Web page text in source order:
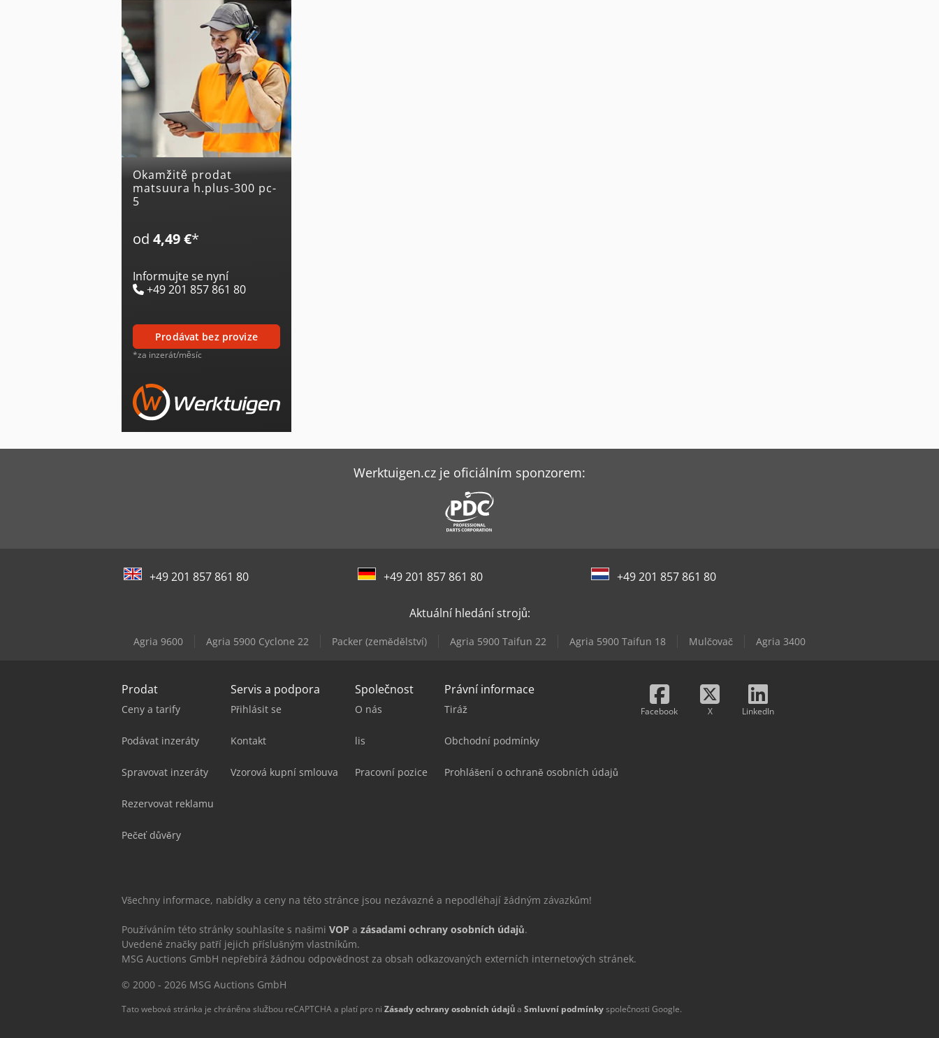
Okamžitě prodat
matsuura h.plus-300 pc-
5
od 4,49 €*
Informujte se nyní
+49 201 857 861 80
prodávat bez provize
*za inzerát/měsíc
Werktuigen.cz je oficiálním sponzorem:
+49 201 857 861 80 +49 201 857 861 80 +49 201 857 861 80
Aktuální hledání strojů:
Agria 9600 Agria 5900 Cyclone 22 Packer (zemědělství) Agria 5900 Taifun 22 Agria 5900 Taifun 18 Mulčovač Agria 3400
Prodat
Ceny a tarify
Podávat inzeráty
Spravovat inzeráty
Rezervovat reklamu
Pečeť důvěry
Servis a podpora
Přihlásit se
Kontakt
Vzorová kupní smlouva
Společnost
O nás
lis
Pracovní pozice
Právní informace
Tiráž
Obchodní podmínky
Prohlášení o ochraně osobních údajů
Facebook X LinkedIn
Všechny informace, nabídky a ceny na této stránce jsou nezávazné a nepodléhají žádným závazkům!
Používáním této stránky souhlasíte s našimi VOP a zásadami ochrany osobních údajů.
Uvedené značky patří jejich příslušným vlastníkům.
MSG Auctions GmbH nepřebírá žádnou odpovědnost za obsah odkazovaných externích internetových stránek.
© 2000 - 2026 MSG Auctions GmbH
Tato webová stránka je chráněna službou reCAPTCHA a platí pro ni Zásady ochrany osobních údajůa Smluvní podmínkyspolečnosti Google.